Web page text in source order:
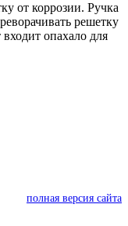
от коррозии. Ручка
решетку
опахало для
полная версия сайта